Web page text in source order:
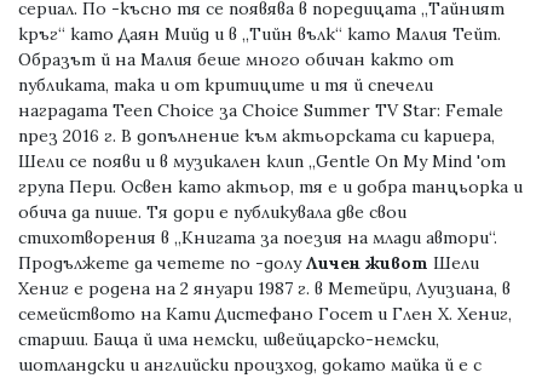
сериал. По -късно тя се появява в поредицата „Тайният
кръг“ като Даян Мийд и в „Тийн вълк“ като Малия Тейт.
Образът й на Малия беше много обичан както от
публиката, така и от критиците и тя й спечели
наградата Teen Choice за Choice Summer TV Star: Female
през 2016 г. В допълнение към актьорската си кариера,
Шели се появи и в музикален клип „Gentle On My Mind 'от
група Пери. Освен като актьор, тя е и добра танцьорка и
обича да пише. Тя дори е публикувала две свои
стихотворения в „Книгата за поезия на млади автори“.
Продължете да четете по -долуЛичен живот Шели
Хениг е родена на 2 януари 1987 г. в Метейри, Луизиана, в
семейството на Кати Дистефано Госет и Глен Х. Хениг,
старши. Баща й има немски, швейцарско-немски,
шотландски и английски произход, докато майка й е с